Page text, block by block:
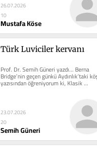
26.07.2026
10
Mustafa Köse
Türk Luviciler kervanı
Prof. Dr. Semih Güneri yazdı… Berna
Bridge’nin geçen günkü Aydınlık’taki
yazısından öğreniyorum ki, Klasik
arkeolojiden...
23.07.2026
20
Semih Güneri